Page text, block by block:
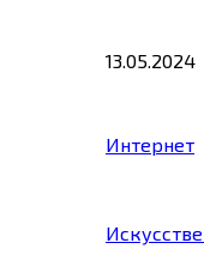
13.05.2024
Интернет